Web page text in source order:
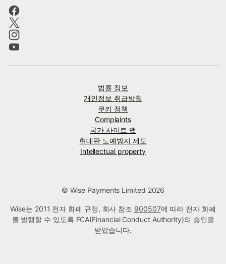
법률 정보
개인정보 취급방침
쿠키 정책
Complaints
국가 사이트 맵
현대판 노예방지 제도
Intellectual property
© Wise Payments Limited 2026
Wise는 2011 전자 화폐 규정, 회사 참조 900507에 따라 전자 화폐
를 발행할 수 있도록 FCA(Financial Conduct Authority)의 승인을
받았습니다.